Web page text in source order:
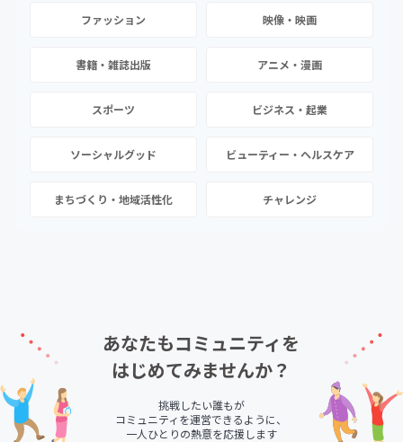
ファッション 映像・映画
書籍・雑誌出版 アニメ・漫画
スポーツ ビジネス・起業
ソーシャルグッド ビューティー・ヘルスケア
まちづくり・地域活性化 チャレンジ
あなたもコミュニティを
はじめてみませんか？
挑戦したい誰もが
コミュニティを運営できるように、
一人ひとりの熱意を応援します